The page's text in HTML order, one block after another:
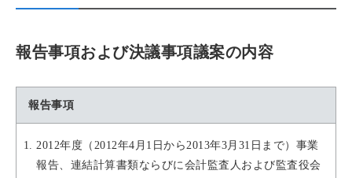
報告事項および決議事項議案の内容
報告事項
2012年度（2012年4月1日から2013年3月31日まで）事業
報告、連結計算書類ならびに会計監査人および監査役会